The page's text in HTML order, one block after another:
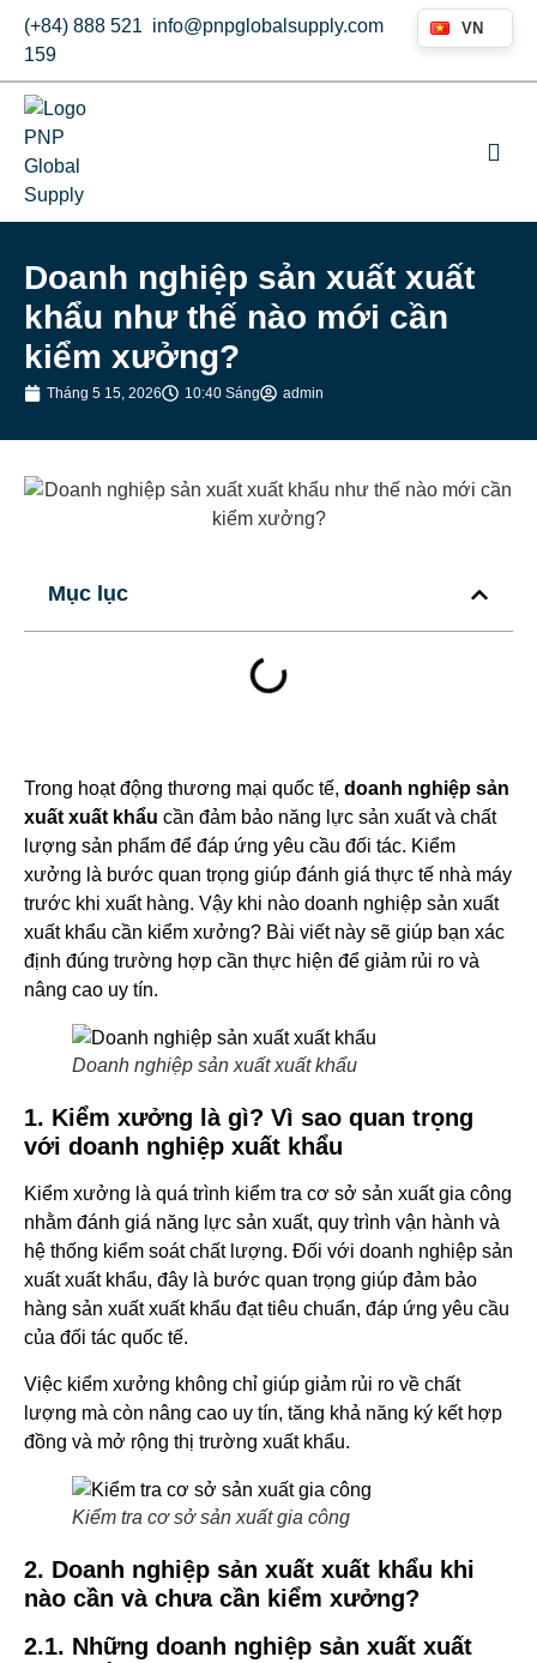
(+84) 888 521
159
info@pnpglobalsupply.com VN
Doanh nghiệp sản xuất xuất
khẩu như thế nào mới cần
kiểm xưởng?
Tháng 5 15, 2026 10:40 Sáng admin
Mục lục
Trong hoạt động thương mại quốc tế, doanh nghiệp sản
xuất xuất khẩu cần đảm bảo năng lực sản xuất và chất
lượng sản phẩm để đáp ứng yêu cầu đối tác. Kiểm
xưởng là bước quan trọng giúp đánh giá thực tế nhà máy
trước khi xuất hàng. Vậy khi nào doanh nghiệp sản xuất
xuất khẩu cần kiểm xưởng? Bài viết này sẽ giúp bạn xác
định đúng trường hợp cần thực hiện để giảm rủi ro và
nâng cao uy tín.
Doanh nghiệp sản xuất xuất khẩu
1. Kiểm xưởng là gì? Vì sao quan trọng
với doanh nghiệp xuất khẩu
Kiểm xưởng là quá trình kiểm tra cơ sở sản xuất gia công
nhằm đánh giá năng lực sản xuất, quy trình vận hành và
hệ thống kiểm soát chất lượng. Đối với doanh nghiệp sản
xuất xuất khẩu, đây là bước quan trọng giúp đảm bảo
hàng sản xuất xuất khẩu đạt tiêu chuẩn, đáp ứng yêu cầu
của đối tác quốc tế.
Việc kiểm xưởng không chỉ giúp giảm rủi ro về chất
lượng mà còn nâng cao uy tín, tăng khả năng ký kết hợp
đồng và mở rộng thị trường xuất khẩu.
Kiểm tra cơ sở sản xuất gia công
2. Doanh nghiệp sản xuất xuất khẩu khi
nào cần và chưa cần kiểm xưởng?
2.1. Những doanh nghiệp sản xuất xuất